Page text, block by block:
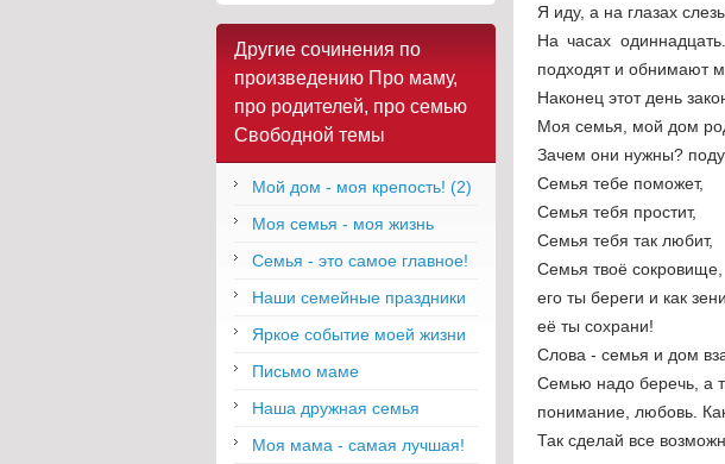
Другие сочинения по
произведению Про маму,
про родителей, про семью
Свободной темы
Мой дом - моя крепость! (2)
Моя семья - моя жизнь
Семья - это самое главное!
Наши семейные праздники
Яркое событие моей жизни
Письмо маме
Наша дружная семья
Моя мама - самая лучшая!
Я иду, а на глазах
На часах
подходят и обнимают
Наконец этот день
Моя семья, мой дом
Зачем они нужны?
Семья тебе поможет,
Семья тебя простит,
Семья тебя так любит,
Семья твоё сокровище,
его ты береги и как
её ты сохрани!
Слова - семья и дом
Семью надо беречь, а
понимание, любовь.
Так сделай все